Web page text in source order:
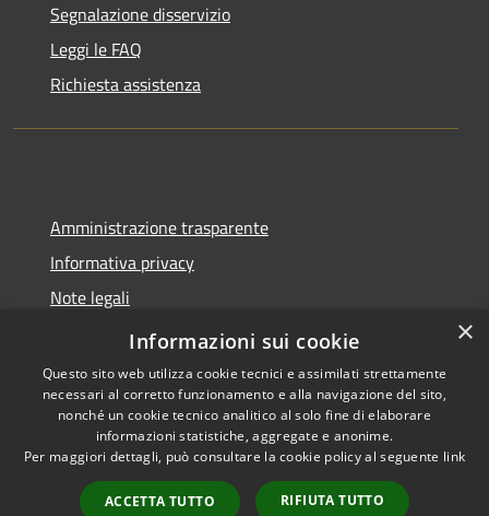
Segnalazione disservizio
Leggi le FAQ
Richiesta assistenza
Amministrazione trasparente
Informativa privacy
Note legali
Dichiarazione di accessibilità
Accessibilità
Copyright © 2026 • Comune di
Spoleto • Powered by
Municipium•
Accesso
×
Informazioni sui cookie
Questo sito web utilizza cookie tecnici e assimilati strettamente
necessari al corretto funzionamento e alla navigazione del sito,
nonché un cookie tecnico analitico al solo fine di elaborare
informazioni statistiche, aggregate e anonime.
Per maggiori dettagli, può consultare la cookie policy al seguente link
ACCETTA TUTTO RIFIUTA TUTTO